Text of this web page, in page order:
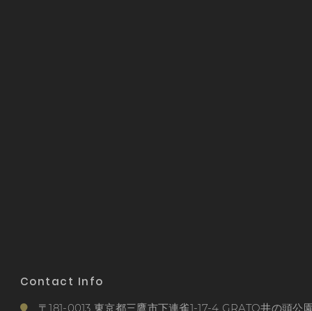
Contact Info
〒181-0013 東京都三鷹市下連雀1-17-4 GRATO井の頭公